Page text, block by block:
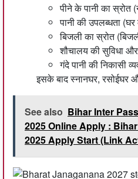
पीने के पानी का
पानी की उपलब्धता
बिजली का स्रोत
शौचालय की सुविधा
गंदे पानी की निकासी
इसके बाद स्नानघर, रसोईघर
See also Bihar Inter
2025 Online Apply :
2025 Apply Start (Link